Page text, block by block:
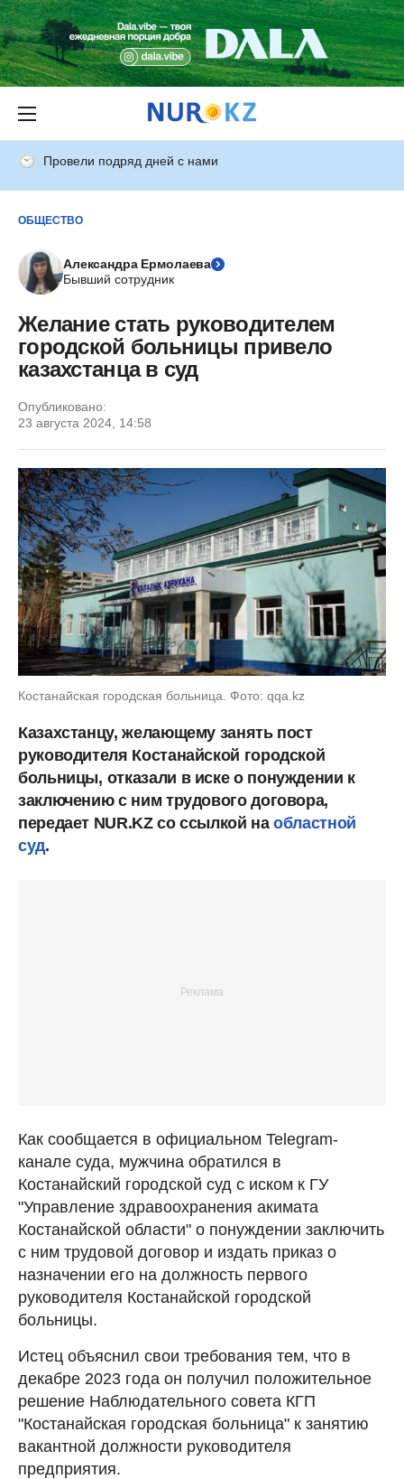
Провели подряд дней с нами
ОБЩЕСТВО
Александра Ермолаева
Бывший сотрудник
Желание стать руководителем
городской больницы привело
казахстанца в суд
Опубликовано:
23 августа 2024, 14:58
Костанайская городская больница. Фото: qqa.kz
Казахстанцу, желающему занять пост
руководителя Костанайской городской
больницы, отказали в иске о понуждении к
заключению с ним трудового договора,
передает NUR.KZ со ссылкой наобластной
суд.
Как сообщается в официальном Telegram-
канале суда, мужчина обратился в
Костанайский городской суд с иском к ГУ
"Управление здравоохранения акимата
Костанайской области" о понуждении заключить
с ним трудовой договор и издать приказ о
назначении его на должность первого
руководителя Костанайской городской
больницы.
Истец объяснил свои требования тем, что в
декабре 2023 года он получил положительное
решение Наблюдательного совета КГП
"Костанайская городская больница" к занятию
вакантной должности руководителя
предприятия.